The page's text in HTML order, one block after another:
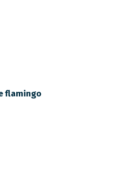
flamingo